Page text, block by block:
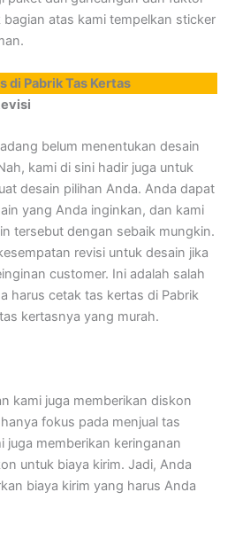
atas kami tempelkan sticker
di Pabrik Tas Kertas
belum menentukan desain
kami di sini hadir juga untuk
desain pilihan Anda. Anda dapat
yang Anda inginkan, dan kami
tersebut dengan sebaik mungkin.
revisi untuk desain jika
customer. Ini adalah salah
harus cetak tas kertas di Pabrik
kertasnya yang murah.
kami juga memberikan diskon
fokus pada menjual tas
juga memberikan keringanan
untuk biaya kirim. Jadi, Anda
biaya kirim yang harus Anda